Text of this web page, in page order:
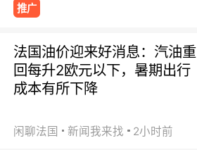
推广
法国油价迎来好消息：汽油重
回每升2欧元以下，暑期出行
成本有所下降
闲聊法国 新闻我来找 2小时前